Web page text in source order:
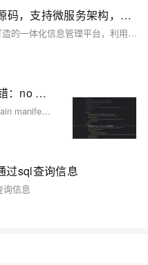
建筑施工一体化信息管理平台源码，支持微服务架构，采用Java、Spring Cloud、Vue等技术开发。
智慧工地云平台是专为建筑施工领域打造的一体化信息管理平台，利用大数据、云计算、物联网等技术，实现施工区域各系统数据汇总与可视化管理。平台涵盖人员、设备、物料、环境等关键因素的实时监控与数据分析，提供远程指挥、决策支持等功能，提升工作效率，促进产业信息化发展。系统由PC端、APP移动端及项目、监管、数据屏三大平台组成，支持微服务架构，采用Java、Spring Cloud、Vue等技术开发。
java项目中jar启动执行日志报错：no main manifest attribute, in /www/wwwroot/snow-server/z-server.jar-jar打包的大小明显小于正常大小如何解决
在Java项目中，启动jar包时遇到“no main manifest attribute”错误，且打包大小明显偏小。常见原因包括：1) Maven配置中跳过主程序打包；2) 缺少Manifest文件或Main-Class属性。解决方案如下：
过sql查询信息
询信息